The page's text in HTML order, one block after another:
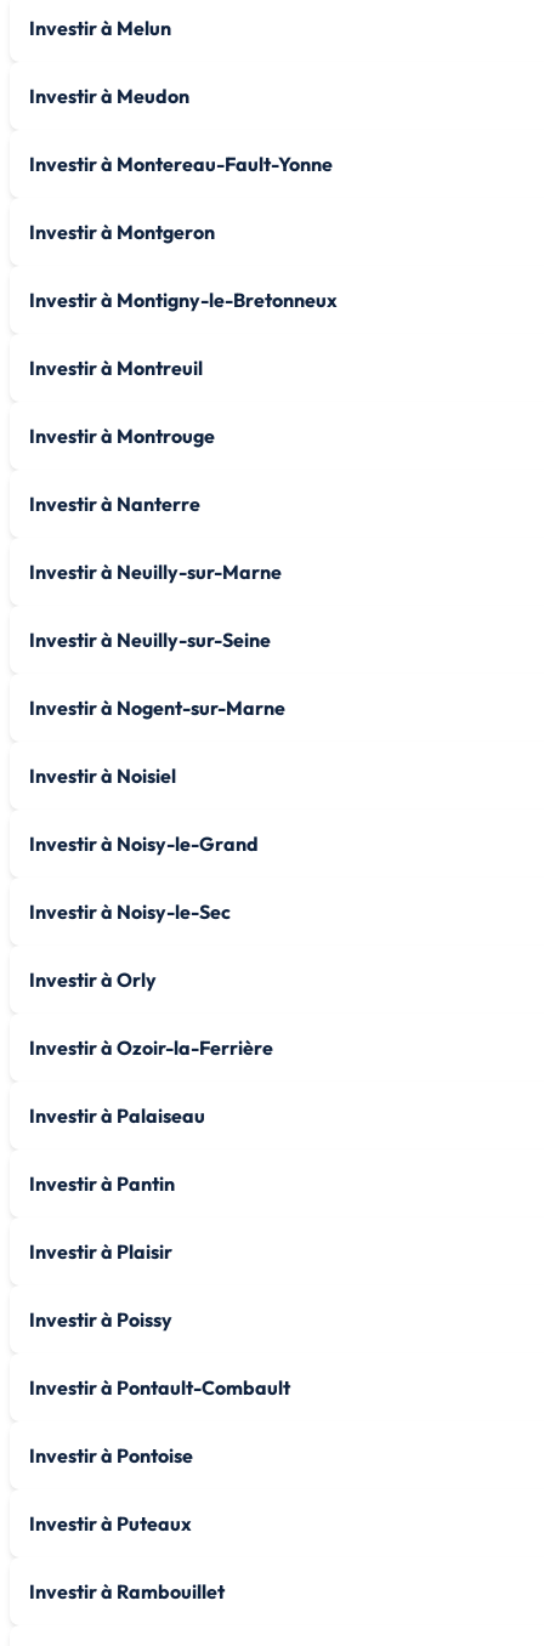
Investir à Melun
Investir à Meudon
Investir à Montereau-Fault-Yonne
Investir à Montgeron
Investir à Montigny-le-Bretonneux
Investir à Montreuil
Investir à Montrouge
Investir à Nanterre
Investir à Neuilly-sur-Marne
Investir à Neuilly-sur-Seine
Investir à Nogent-sur-Marne
Investir à Noisiel
Investir à Noisy-le-Grand
Investir à Noisy-le-Sec
Investir à Orly
Investir à Ozoir-la-Ferrière
Investir à Palaiseau
Investir à Pantin
Investir à Plaisir
Investir à Poissy
Investir à Pontault-Combault
Investir à Pontoise
Investir à Puteaux
Investir à Rambouillet